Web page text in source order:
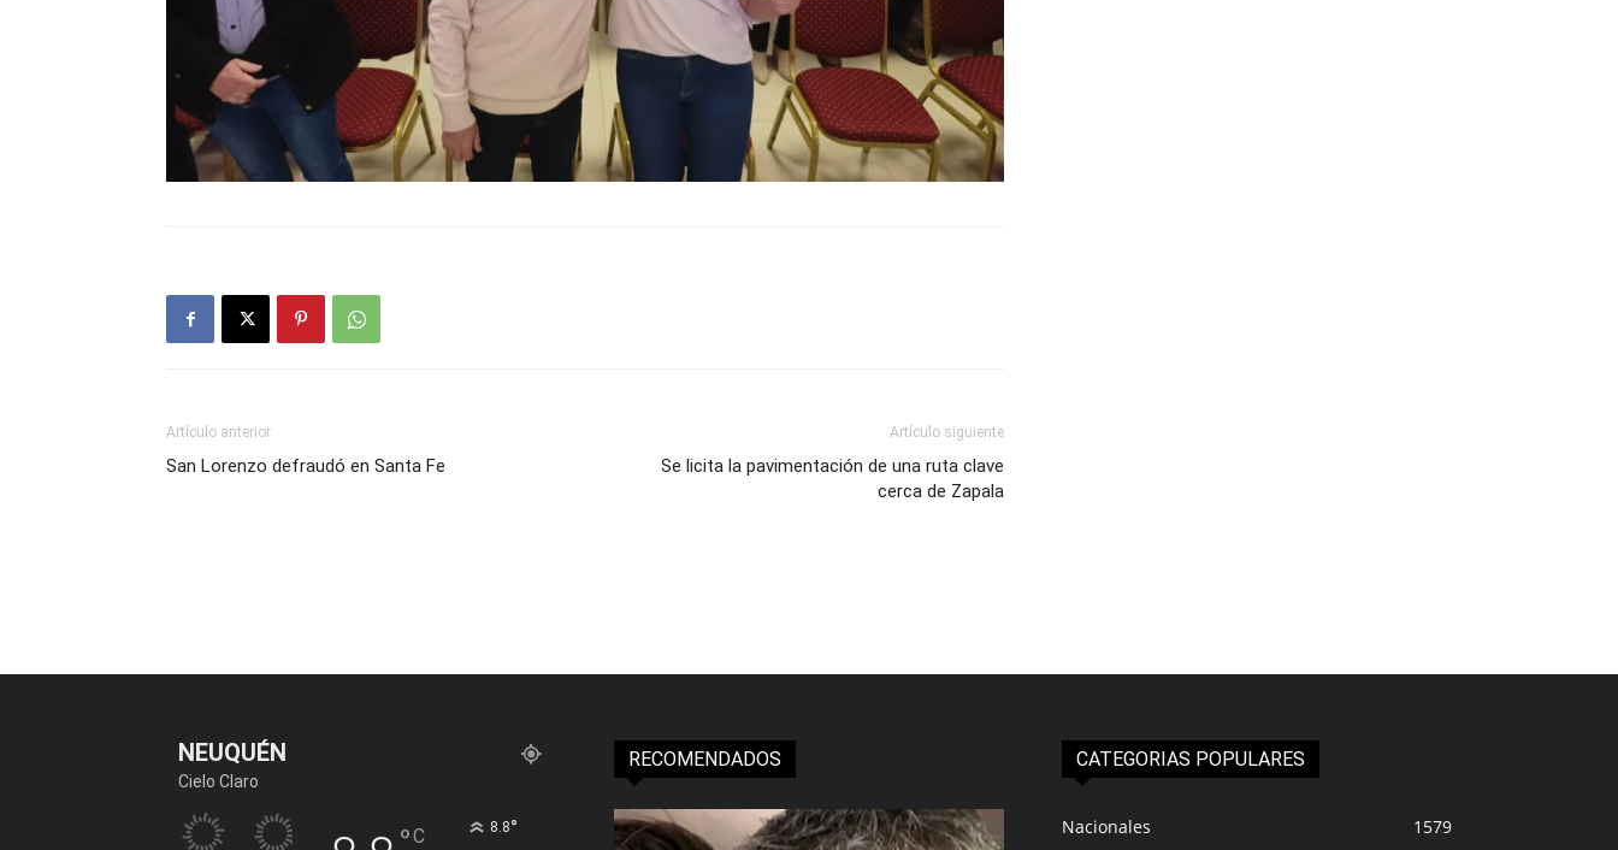
Artículo anterior
San Lorenzo defraudó en Santa Fe
Artículo siguiente
Se licita la pavimentación de una ruta clave
cerca de Zapala
NEUQUÉN
Cielo Claro
C 8.8°
RECOMENDADOS CATEGORIAS POPULARES
Nacionales
1579